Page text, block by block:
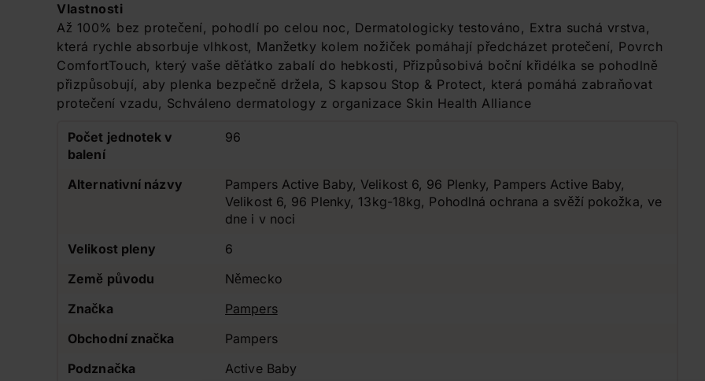
Vlastnosti
Až 100% bez protečení, pohodlí po celou noc, Dermatologicky testováno, Extra suchá vrstva,
která rychle absorbuje vlhkost, Manžetky kolem nožiček pomáhají předcházet protečení, Povrch
ComfortTouch, který vaše děťátko zabalí do hebkosti, Přizpůsobivá boční křidélka se pohodlně
přizpůsobují, aby plenka bezpečně držela, S kapsou Stop & Protect, která pomáhá zabraňovat
protečení vzadu, Schváleno dermatology z organizace Skin Health Alliance
Počet jednotek v
balení
96
Alternativní názvy
Pampers Active Baby, Velikost 6, 96 Plenky, Pampers Active Baby,
Velikost 6, 96 Plenky, 13kg-18kg, Pohodlná ochrana a svěží pokožka, ve
dne i v noci
Velikost pleny
6
Země původu
Německo
Značka
Pampers
Obchodní značka
Pampers
Podznačka
Active Baby